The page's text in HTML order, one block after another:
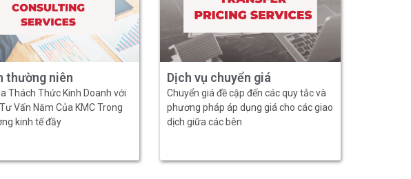
thường niên
Thách Thức Kinh Doanh với
Vấn Năm Của KMC Trong
kinh tế đầy
Dịch vụ chuyển giá
Chuyển giá đề cập đến các quy tắc và
phương pháp áp dụng giá cho các giao
dịch giữa các bên